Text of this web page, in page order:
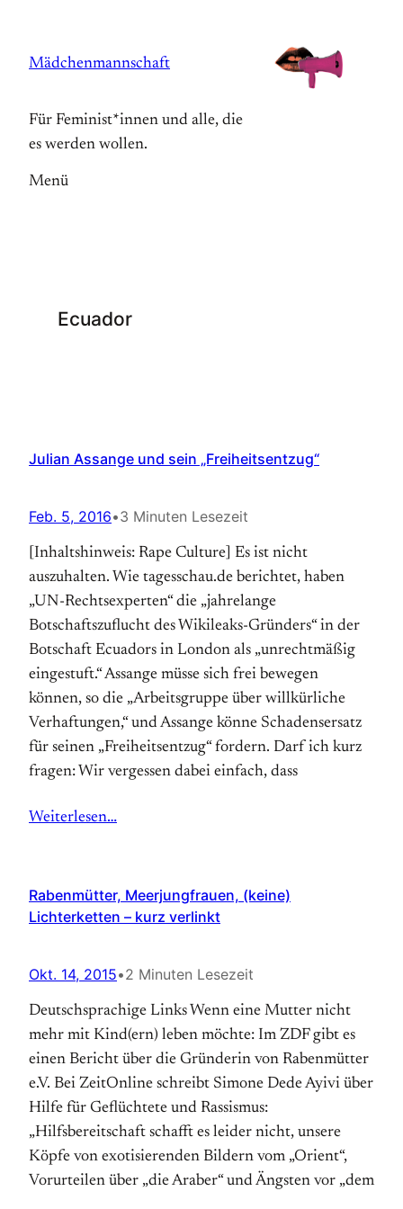
springen
Mädchenmannschaft
Für Feminist*innen und alle, die
es werden wollen.
Menü
Ecuador
Julian Assange und sein „Freiheitsentzug“
Feb. 5, 2016•3 Minuten Lesezeit
[Inhaltshinweis: Rape Culture] Es ist nicht
auszuhalten. Wie tagesschau.de berichtet, haben
„UN-Rechtsexperten“ die „jahrelange
Botschaftszuflucht des Wikileaks-Gründers“ in der
Botschaft Ecuadors in London als „unrechtmäßig
eingestuft.“ Assange müsse sich frei bewegen
können, so die „Arbeitsgruppe über willkürliche
Verhaftungen,“ und Assange könne Schadensersatz
für seinen „Freiheitsentzug“ fordern. Darf ich kurz
fragen: Wir vergessen dabei einfach, dass
Weiterlesen…
Rabenmütter, Meerjungfrauen, (keine)
Lichterketten – kurz verlinkt
Okt. 14, 2015•2 Minuten Lesezeit
Deutschsprachige Links Wenn eine Mutter nicht
mehr mit Kind(ern) leben möchte: Im ZDF gibt es
einen Bericht über die Gründerin von Rabenmütter
e.V. Bei ZeitOnline schreibt Simone Dede Ayivi über
Hilfe für Geflüchtete und Rassismus:
„Hilfsbereitschaft schafft es leider nicht, unsere
Köpfe von exotisierenden Bildern vom „Orient“,
Vorurteilen über „die Araber“ und Ängsten vor „dem